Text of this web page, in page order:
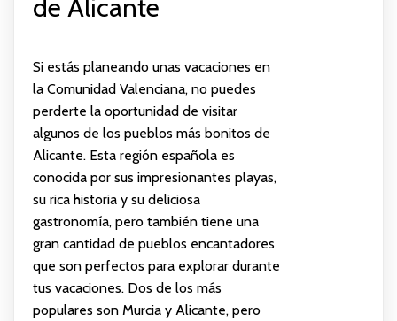
de Alicante
Si estás planeando unas vacaciones en
la Comunidad Valenciana, no puedes
perderte la oportunidad de visitar
algunos de los pueblos más bonitos de
Alicante. Esta región española es
conocida por sus impresionantes playas,
su rica historia y su deliciosa
gastronomía, pero también tiene una
gran cantidad de pueblos encantadores
que son perfectos para explorar durante
tus vacaciones. Dos de los más
populares son Murcia y Alicante, pero